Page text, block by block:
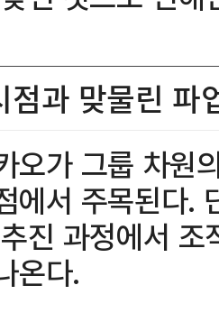
점과 맞물린
오가 그룹 차원
에서 주목된다.
진 과정에서
온다.